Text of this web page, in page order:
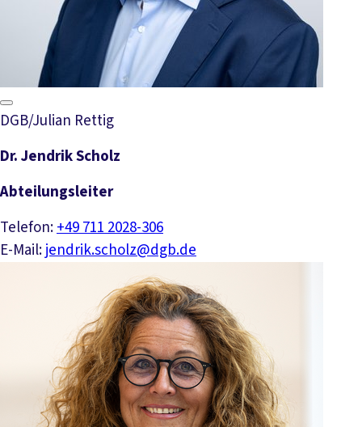
DGB/Julian Rettig
Dr. Jendrik Scholz
Abteilungsleiter
Telefon:+49 711 2028-306
E-Mail:jendrik.scholz@dgb.de